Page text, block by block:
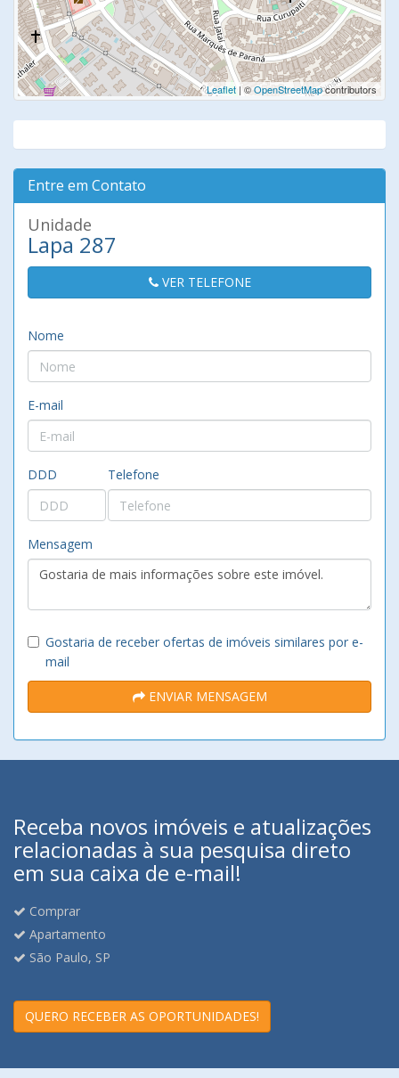
Leaflet | ©OpenStreetMapcontributors
Entre em Contato
Unidade
Lapa 287
VER TELEFONE
Nome
E-mail
DDD Telefone
Mensagem
Gostaria de receber ofertas de imóveis similares por e-
mail
ENVIAR MENSAGEM
Receba novos imóveis e atualizações
relacionadas à sua pesquisa direto
em sua caixa de e-mail!
Comprar
Apartamento
São Paulo, SP
QUERO RECEBER AS OPORTUNIDADES!